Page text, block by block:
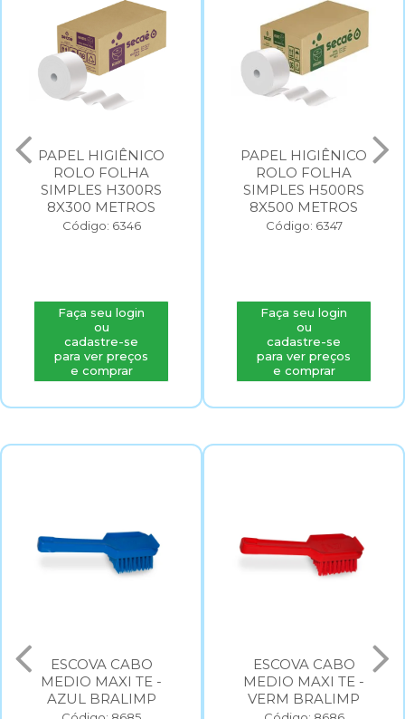
PAPEL HIGIÊNICO
ROLO FOLHA
SIMPLES H300RS
8X300 METROS
Código: 6346
Faça seu login
ou
cadastre-se
para ver preços
e comprar
PAPEL HIGIÊNICO
ROLO FOLHA
SIMPLES H500RS
8X500 METROS
Código: 6347
Faça seu login
ou
cadastre-se
para ver preços
e comprar
ESCOVA CABO
MEDIO MAXI TE -
AZUL BRALIMP
ESCOVA CABO
MEDIO MAXI TE -
VERM BRALIMP